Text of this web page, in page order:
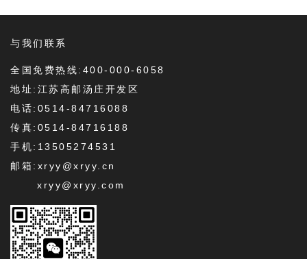
与我们联系
全国免费热线:400-000-6058
地址:江苏高邮汤庄开发区
电话:0514-84716088
传真:0514-84716188
手机:13505274531
邮箱:xryy@xryy.cn
xryy@xryy.com